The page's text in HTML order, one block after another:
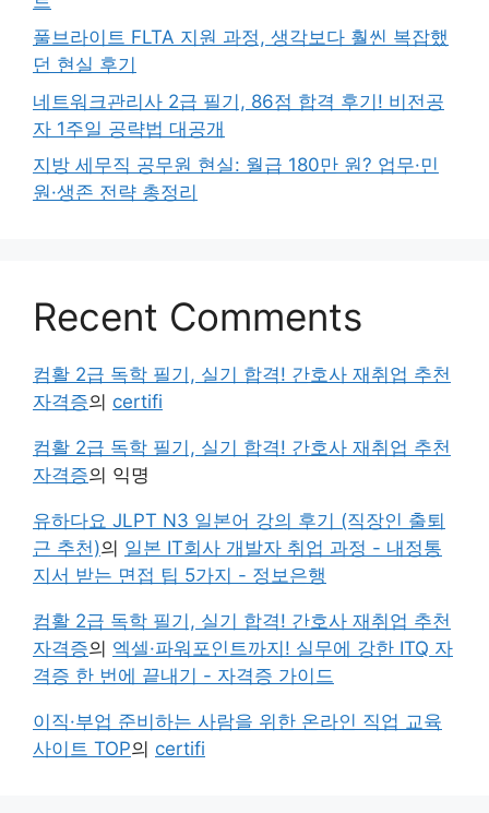
풀브라이트 FLTA 지원 과정, 생각보다 훨씬 복잡했
던 현실 후기
네트워크관리사 2급 필기, 86점 합격 후기! 비전공
자 1주일 공략법 대공개
지방 세무직 공무원 현실: 월급 180만 원? 업무·민
원·생존 전략 총정리
Recent Comments
컴활 2급 독학 필기, 실기 합격! 간호사 재취업 추천
자격증의 certifi
컴활 2급 독학 필기, 실기 합격! 간호사 재취업 추천
자격증의 익명
유하다요 JLPT N3 일본어 강의 후기 (직장인 출퇴
근 추천)의 일본 IT회사 개발자 취업 과정 - 내정통
지서 받는 면접 팁 5가지 - 정보은행
컴활 2급 독학 필기, 실기 합격! 간호사 재취업 추천
자격증의 엑셀·파워포인트까지! 실무에 강한 ITQ 자
격증 한 번에 끝내기 - 자격증 가이드
이직·부업 준비하는 사람을 위한 온라인 직업 교육
사이트 TOP의 certifi